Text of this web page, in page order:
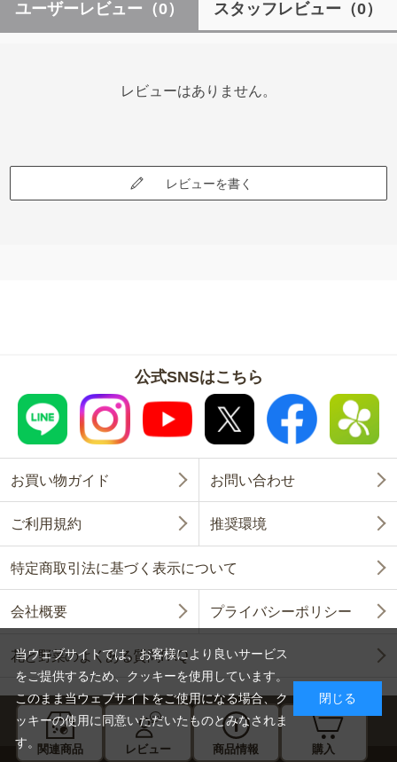
関連商品 レビュー 商品情報 購入
ユーザーレビュー （0） スタッフレビュー （0）
レビューはありません。
レビューを書く
公式SNSはこちら
お買い物ガイド お問い合わせ
ご利用規約 推奨環境
特定商取引法に基づく表示について
会社概要 プライバシーポリシー
花と野菜のよくある質問FAQ
Copyright © SAKATA SEED CORPORATION All Rights Reserved.
当ウェブサイトでは、お客様により良いサービス
をご提供するため、クッキーを使用しています。
このまま当ウェブサイトをご使用になる場合、ク
ッキーの使用に同意いただいたものとみなされま
す。
閉じる